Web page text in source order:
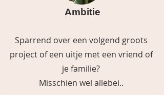
Ambitie
Sparrend over een volgend groots
project of een uitje met een vriend of
je familie?
Misschien wel allebei..